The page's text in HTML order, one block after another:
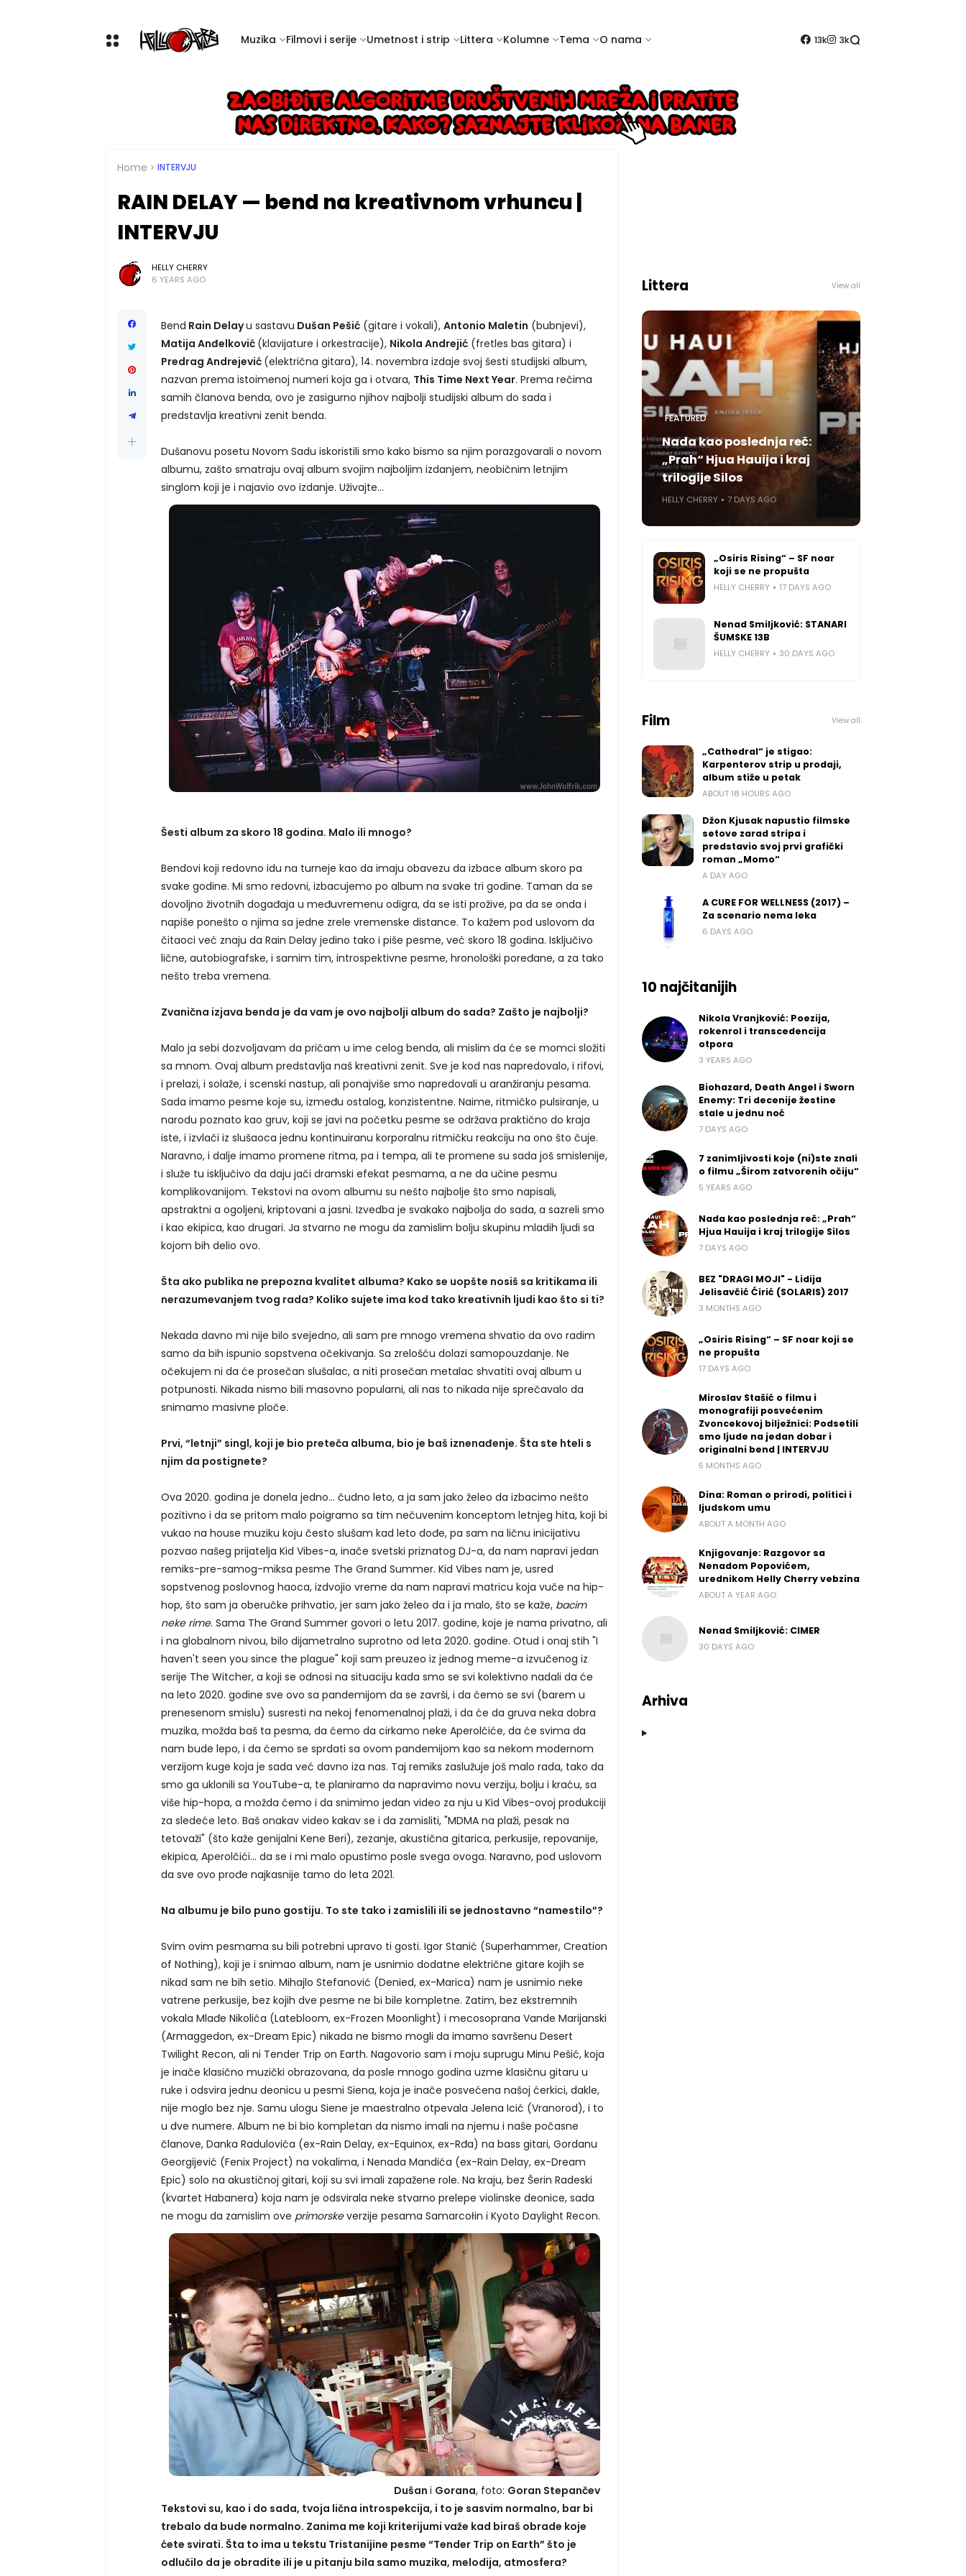
Muzika Filmovi i serije Umetnost i strip Littera Kolumne Tema O nama 13k 3k
Home INTERVJU
RAIN DELAY — bend na kreativnom vrhuncu |
INTERVJU
HELLY CHERRY
6 YEARS AGO
Bend Rain Delayu sastavu Dušan Pešić (gitare i vokali), Antonio Maletin (bubnjevi),
Matija Anđelković (klavijature i orkestracije), Nikola Andrejić (fretles bas gitara) i
Predrag Andrejević (električna gitara), 14. novembra izdaje svoj šesti studijski album,
nazvan prema istoimenoj numeri koja ga i otvara, This Time Next Year. Prema rečima
samih članova benda, ovo je zasigurno njihov najbolji studijski album do sada i
predstavlja kreativni zenit benda.
Dušanovu posetu Novom Sadu iskoristili smo kako bismo sa njim porazgovarali o novom
albumu, zašto smatraju ovaj album svojim najboljim izdanjem, neobičnim letnjim
singlom koji je i najavio ovo izdanje. Uživajte...
Šesti album za skoro 18 godina. Malo ili mnogo?
Bendovi koji redovno idu na turneje kao da imaju obavezu da izbace album skoro pa
svake godine. Mi smo redovni, izbacujemo po album na svake tri godine. Taman da se
dovoljno životnih događaja u međuvremenu odigra, da se isti prožive, pa da se onda i
napiše ponešto o njima sa jedne zrele vremenske distance. To kažem pod uslovom da
čitaoci već znaju da Rain Delay jedino tako i piše pesme, već skoro 18 godina. Isključivo
lične, autobiografske, i samim tim, introspektivne pesme, hronološki poređane, a za tako
nešto treba vremena.
Zvanična izjava benda je da vam je ovo najbolji album do sada? Zašto je najbolji?
Malo ja sebi dozvoljavam da pričam u ime celog benda, ali mislim da će se momci složiti
sa mnom. Ovaj album predstavlja naš kreativni zenit. Sve je kod nas napredovalo, i rifovi,
i prelazi, i solaže, i scenski nastup, ali ponajviše smo napredovali u aranžiranju pesama.
Sada imamo pesme koje su, između ostalog, konzistentne. Naime, ritmičko pulsiranje, u
narodu poznato kao gruv, koji se javi na početku pesme se održava praktično do kraja
iste, i izvlači iz slušaoca jednu kontinuiranu korporalnu ritmičku reakciju na ono što čuje.
Naravno, i dalje imamo promene ritma, pa i tempa, ali te promene su sada još smislenije,
i služe tu isključivo da daju jači dramski efekat pesmama, a ne da učine pesmu
komplikovanijom. Tekstovi na ovom albumu su nešto najbolje što smo napisali,
apstraktni a ogoljeni, kriptovani a jasni. Izvedba je svakako najbolja do sada, a sazreli smo
i kao ekipica, kao drugari. Ja stvarno ne mogu da zamislim bolju skupinu mladih ljudi sa
kojom bih delio ovo.
Šta ako publika ne prepozna kvalitet albuma? Kako se uopšte nosiš sa kritikama ili
nerazumevanjem tvog rada? Koliko sujete ima kod tako kreativnih ljudi kao što si ti?
Nekada davno mi nije bilo svejedno, ali sam pre mnogo vremena shvatio da ovo radim
samo da bih ispunio sopstvena očekivanja. Sa zrelošću dolazi samopouzdanje. Ne
očekujem ni da će prosečan slušalac, a niti prosečan metalac shvatiti ovaj album u
potpunosti. Nikada nismo bili masovno popularni, ali nas to nikada nije sprečavalo da
snimamo masivne ploče.
Prvi, “letnji” singl, koji je bio preteča albuma, bio je baš iznenađenje. Šta ste hteli s
njim da postignete?
Ova 2020. godina je donela jedno... čudno leto, a ja sam jako želeo da izbacimo nešto
pozitivno i da se pritom malo poigramo sa tim nečuvenim konceptom letnjeg hita, koji bi
vukao na house muziku koju često slušam kad leto dođe, pa sam na ličnu inicijativu
pozvao našeg prijatelja Kid Vibes-a, inače svetski priznatog DJ-a, da nam napravi jedan
remiks-pre-samog-miksa pesme The Grand Summer. Kid Vibes nam je, usred
sopstvenog poslovnog haoca, izdvojio vreme da nam napravi matricu koja vuče na hip-
hop, što sam ja oberučke prihvatio, jer sam jako želeo da i ja malo, što se kaže, bacim
neke rime. Sama The Grand Summer govori o letu 2017. godine, koje je nama privatno, ali
i na globalnom nivou, bilo dijametralno suprotno od leta 2020. godine. Otud i onaj stih "I
haven't seen you since the plague" koji sam preuzeo iz jednog meme-a izvučenog iz
serije The Witcher, a koji se odnosi na situaciju kada smo se svi kolektivno nadali da će
na leto 2020. godine sve ovo sa pandemijom da se završi, i da ćemo se svi (barem u
prenesenom smislu) susresti na nekoj fenomenalnoj plaži, i da će da gruva neka dobra
muzika, možda baš ta pesma, da ćemo da cirkamo neke Aperolčiće, da će svima da
nam bude lepo, i da ćemo se sprdati sa ovom pandemijom kao sa nekom modernom
verzijom kuge koja je sada već davno iza nas. Taj remiks zaslužuje još malo rada, tako da
smo ga uklonili sa YouTube-a, te planiramo da napravimo novu verziju, bolju i kraću, sa
više hip-hopa, a možda ćemo i da snimimo jedan video za nju u Kid Vibes-ovoj produkciji
za sledeće leto. Baš onakav video kakav se i da zamisliti, "MDMA na plaži, pesak na
tetovaži" (što kaže genijalni Kene Beri), zezanje, akustična gitarica, perkusije, repovanije,
ekipica, Aperolčići... da se i mi malo opustimo posle svega ovoga. Naravno, pod uslovom
da sve ovo prođe najkasnije tamo do leta 2021.
Na albumu je bilo puno gostiju. To ste tako i zamislili ili se jednostavno “namestilo”?
Svim ovim pesmama su bili potrebni upravo ti gosti. Igor Stanić (Superhammer, Creation
of Nothing), koji je i snimao album, nam je usnimio dodatne električne gitare kojih se
nikad sam ne bih setio. Mihajlo Stefanović (Denied, ex-Marica) nam je usnimio neke
vatrene perkusije, bez kojih dve pesme ne bi bile kompletne. Zatim, bez ekstremnih
vokala Mlađe Nikolića (Latebloom, ex-Frozen Moonlight) i mecosoprana Vande Marijanski
(Armaggedon, ex-Dream Epic) nikada ne bismo mogli da imamo savršenu Desert
Twilight Recon, ali ni Tender Trip on Earth. Nagovorio sam i moju suprugu Minu Pešić, koja
je inače klasično muzički obrazovana, da posle mnogo godina uzme klasičnu gitaru u
ruke i odsvira jednu deonicu u pesmi Siena, koja je inače posvećena našoj ćerkici, dakle,
nije moglo bez nje. Samu ulogu Siene je maestralno otpevala Jelena Icić (Vranorod), i to
u dve numere. Album ne bi bio kompletan da nismo imali na njemu i naše počasne
članove, Danka Radulovića (ex-Rain Delay, ex-Equinox, ex-Rđa) na bass gitari, Gordanu
Georgijević (Fenix Project) na vokalima, i Nenada Mandića (ex-Rain Delay, ex-Dream
Epic) solo na akustičnoj gitari, koji su svi imali zapažene role. Na kraju, bez Šerin Radeski
(kvartet Habanera) koja nam je odsvirala neke stvarno prelepe violinske deonice, sada
ne mogu da zamislim ove primorskeverzije pesama Samarcołin i Kyoto Daylight Recon.
Dušan i Gorana, foto: Goran Stepančev
Tekstovi su, kao i do sada, tvoja lična introspekcija, i to je sasvim normalno, bar bi
trebalo da bude normalno. Zanima me koji kriterijumi važe kad biraš obrade koje
ćete svirati. Šta to ima u tekstu Tristanijine pesme “Tender Trip on Earth” što je
odlučilo da je obradite ili je u pitanju bila samo muzika, melodija, atmosfera?
Littera View all
FEATURED
Nada kao poslednja reč:
„Prah“ Hjua Hauija i kraj
trilogije Silos
HELLY CHERRY 7 DAYS AGO
„Osiris Rising“ – SF noar
koji se ne propušta
HELLY CHERRY 17 DAYS AGO
Nenad Smiljković: STANARI
ŠUMSKE 13B
HELLY CHERRY 30 DAYS AGO
Film View all
„Cathedral“ je stigao:
Karpenterov strip u prodaji,
album stiže u petak
ABOUT 18 HOURS AGO
Džon Kjusak napustio filmske
setove zarad stripa i
predstavio svoj prvi grafički
roman „Momo“
A DAY AGO
A CURE FOR WELLNESS (2017) –
Za scenario nema leka
6 DAYS AGO
10 najčitanijih
Nikola Vranjković: Poezija,
rokenrol i transcedencija
otpora
3 YEARS AGO
Biohazard, Death Angel i Sworn
Enemy: Tri decenije žestine
stale u jednu noć
7 DAYS AGO
7 zanimljivosti koje (ni)ste znali
o filmu „Širom zatvorenih očiju“
5 YEARS AGO
Nada kao poslednja reč: „Prah“
Hjua Hauija i kraj trilogije Silos
7 DAYS AGO
BEZ "DRAGI MOJI" - Lidija
Jelisavčić Ćirić (SOLARIS) 2017
3 MONTHS AGO
„Osiris Rising“ – SF noar koji se
ne propušta
17 DAYS AGO
Miroslav Stašić o filmu i
monografiji posvećenim
Zvoncekovoj bilježnici: Podsetili
smo ljude na jedan dobar i
originalni bend | INTERVJU
5 MONTHS AGO
Dina: Roman o prirodi, politici i
ljudskom umu
ABOUT A MONTH AGO
Knjigovanje: Razgovor sa
Nenadom Popovićem,
urednikom Helly Cherry vebzina
ABOUT A YEAR AGO
Nenad Smiljković: CIMER
30 DAYS AGO
Arhiva